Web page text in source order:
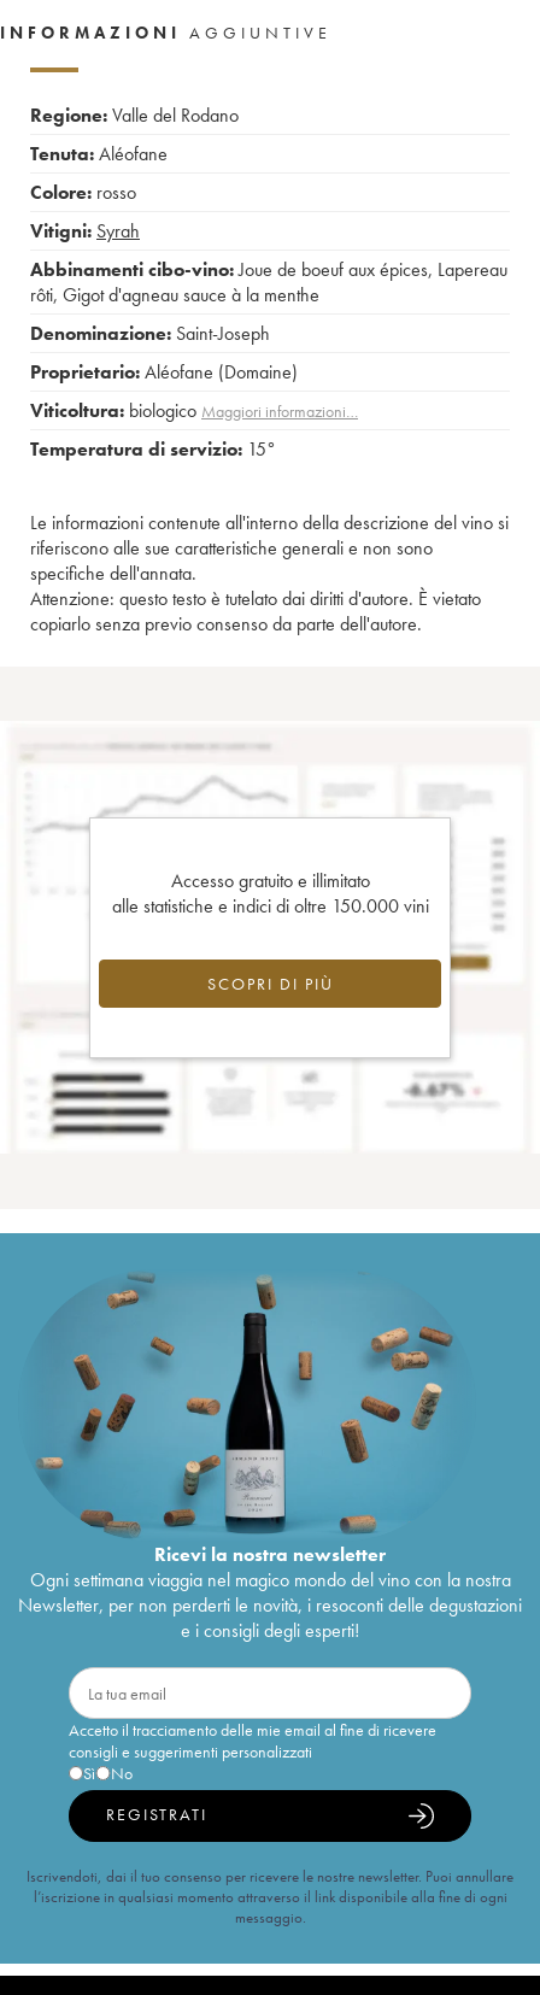
INFORMAZIONI AGGIUNTIVE
Regione:Valle del Rodano
Tenuta:Aléofane
Colore: rosso
Vitigni: Syrah
Abbinamenti cibo-vino:Joue de boeuf aux épices, Lapereau
rôti, Gigot d'agneau sauce à la menthe
Denominazione: Saint-Joseph
Proprietario:Aléofane (Domaine)
Viticoltura: biologico Maggiori informazioni…
Temperatura di servizio: 15°
Le informazioni contenute all'interno della descrizione del vino si
riferiscono alle sue caratteristiche generali e non sono
specifiche dell'annata.
Attenzione: questo testo è tutelato dai diritti d'autore. È vietato
copiarlo senza previo consenso da parte dell'autore.
Accesso gratuito e illimitato
alle statistiche e indici di oltre 150.000 vini
SCOPRI DI PIÙ
Ricevi la nostra newsletter
Ogni settimana viaggia nel magico mondo del vino con la nostra
Newsletter, per non perderti le novità, i resoconti delle degustazioni
e i consigli degli esperti!
Accetto il tracciamento delle mie email al fine di ricevere
consigli e suggerimenti personalizzati
Sì
No
REGISTRATI
Iscrivendoti, dai il tuo consenso per ricevere le nostre newsletter. Puoi annullare
l’iscrizione in qualsiasi momento attraverso il link disponibile alla fine di ogni
messaggio.